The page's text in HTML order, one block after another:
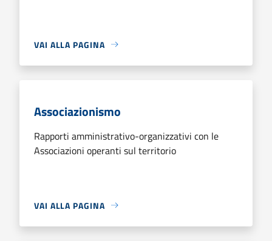
VAI ALLA PAGINA
Associazionismo
Rapporti amministrativo-organizzativi con le
Associazioni operanti sul territorio
VAI ALLA PAGINA